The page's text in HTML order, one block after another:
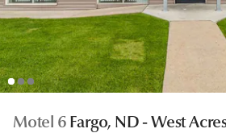
Motel 6 Fargo, ND - West